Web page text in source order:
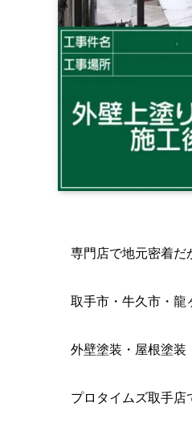
専門店で地元密着だ
取手市・牛久市・龍
外壁塗装・屋根塗装
プロタイムズ取手店